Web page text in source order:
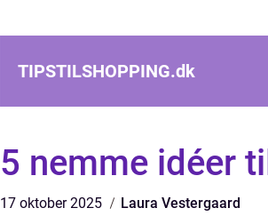
TIPSTILSHOPPING.dk
5 nemme idéer
17 oktober 2025 Laura Vestergaard